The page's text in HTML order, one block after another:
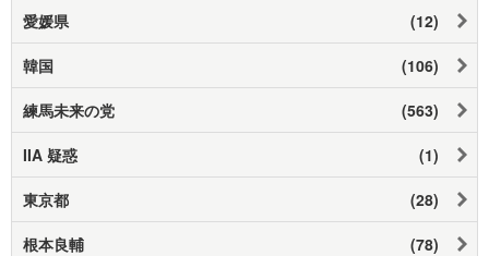
愛媛県 (12)
韓国 (106)
練馬未来の党 (563)
IIA 疑惑 (1)
東京都 (28)
根本良輔 (78)